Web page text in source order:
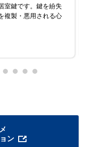
室鍵です。鍵を紛失
複製・悪用される心
ン